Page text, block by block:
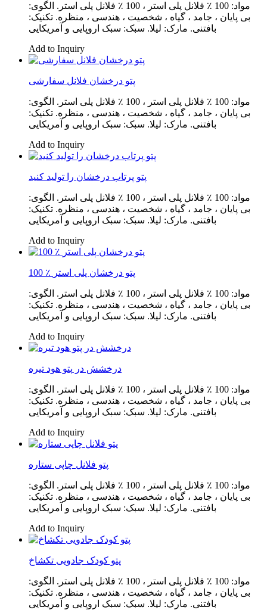
مواد: 100 ٪ فلانل پلی استر ، 100 ٪ فلانل پلی استر. الگوی:
بی پایان ، جامد ، گیاه ، شخصیت ، هندسی ، منظره. تکنیک:
بافتنی. مارک: لیلا. سبک: سبک اروپایی و آمریکایی
Add to Inquiry
پتو درخشان فلانل سفارشی
مواد: 100 ٪ فلانل پلی استر ، 100 ٪ فلانل پلی استر. الگوی:
بی پایان ، جامد ، گیاه ، شخصیت ، هندسی ، منظره. تکنیک:
بافتنی. مارک: لیلا. سبک: سبک اروپایی و آمریکایی
Add to Inquiry
پتو پرتاب درخشان را تولید کنید
مواد: 100 ٪ فلانل پلی استر ، 100 ٪ فلانل پلی استر. الگوی:
بی پایان ، جامد ، گیاه ، شخصیت ، هندسی ، منظره. تکنیک:
بافتنی. مارک: لیلا. سبک: سبک اروپایی و آمریکایی
Add to Inquiry
100 ٪ پتو درخشان پلی استر
مواد: 100 ٪ فلانل پلی استر ، 100 ٪ فلانل پلی استر. الگوی:
بی پایان ، جامد ، گیاه ، شخصیت ، هندسی ، منظره. تکنیک:
بافتنی. مارک: لیلا. سبک: سبک اروپایی و آمریکایی
Add to Inquiry
درخشش در پتو هود تیره
مواد: 100 ٪ فلانل پلی استر ، 100 ٪ فلانل پلی استر. الگوی:
بی پایان ، جامد ، گیاه ، شخصیت ، هندسی ، منظره. تکنیک:
بافتنی. مارک: لیلا. سبک: سبک اروپایی و آمریکایی
Add to Inquiry
پتو فلانل چاپی ستاره
مواد: 100 ٪ فلانل پلی استر ، 100 ٪ فلانل پلی استر. الگوی:
بی پایان ، جامد ، گیاه ، شخصیت ، هندسی ، منظره. تکنیک:
بافتنی. مارک: لیلا. سبک: سبک اروپایی و آمریکایی
Add to Inquiry
پتو کودک جادویی تکشاخ
مواد: 100 ٪ فلانل پلی استر ، 100 ٪ فلانل پلی استر. الگوی:
بی پایان ، جامد ، گیاه ، شخصیت ، هندسی ، منظره. تکنیک:
بافتنی. مارک: لیلا. سبک: سبک اروپایی و آمریکایی